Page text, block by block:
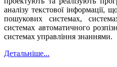
аналізу текстової інформації,
пошукових системах,
системах автоматичного
системах управління знаннями.
Детальніше...